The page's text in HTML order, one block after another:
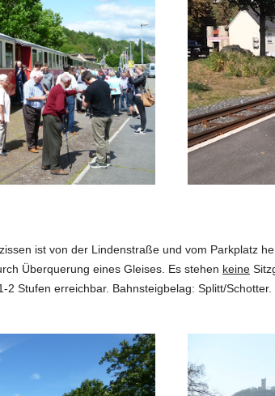
ist von der Lindenstraße und vom Parkplatz
Überquerung eines Gleises. Es stehen keine
2 Stufen erreichbar. Bahnsteigbelag: Splitt/